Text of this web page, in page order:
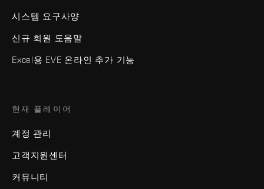
시스템 요구사양
신규 회원 도움말
Excel용 EVE 온라인 추가 기능
현재 플레이어
계정 관리
고객지원센터
커뮤니티